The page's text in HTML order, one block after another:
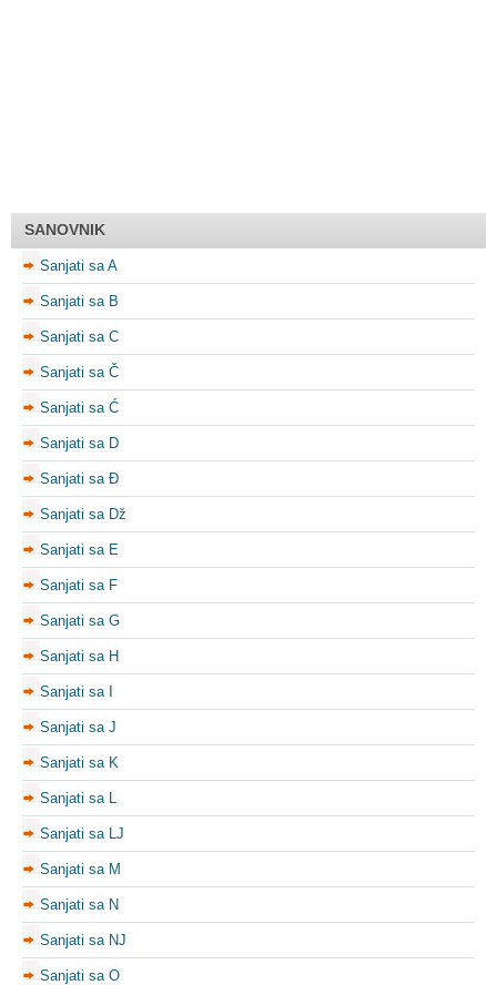
SANOVNIK
Sanjati sa A
Sanjati sa B
Sanjati sa C
Sanjati sa Č
Sanjati sa Ć
Sanjati sa D
Sanjati sa Đ
Sanjati sa Dž
Sanjati sa E
Sanjati sa F
Sanjati sa G
Sanjati sa H
Sanjati sa I
Sanjati sa J
Sanjati sa K
Sanjati sa L
Sanjati sa LJ
Sanjati sa M
Sanjati sa N
Sanjati sa NJ
Sanjati sa O